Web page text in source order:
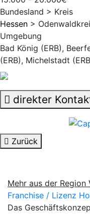
Bundesland > Kreis
Hessen >
Umgebung
Bad König (ERB),
(ERB), Michelstadt
direkter
Zurück
Mehr aus der Region
Franchise / Lizenz
Das